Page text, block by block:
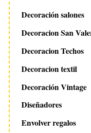
Decoración salones
Decoracion San
Decoracion Techos
Decoracion textil
Decoración Vintage
Diseñadores
Envolver regalos